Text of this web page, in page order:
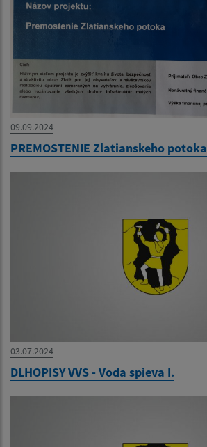
09.09.2024
PREMOSTENIE Zlatianskeho potoka
03.07.2024
DLHOPISY VVS - Voda spieva I.